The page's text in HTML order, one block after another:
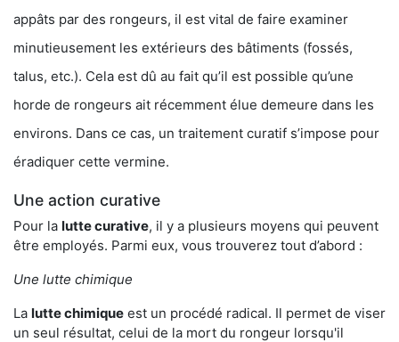
appâts par des rongeurs, il est vital de faire examiner
minutieusement les extérieurs des bâtiments (fossés,
talus, etc.). Cela est dû au fait qu’il est possible qu’une
horde de rongeurs ait récemment élue demeure dans les
environs. Dans ce cas, un traitement curatif s’impose pour
éradiquer cette vermine.
Une action curative
Pour la lutte curative, il y a plusieurs moyens qui peuvent
être employés. Parmi eux, vous trouverez tout d’abord :
Une lutte chimique
La lutte chimique est un procédé radical. Il permet de viser
un seul résultat, celui de la mort du rongeur lorsqu'il